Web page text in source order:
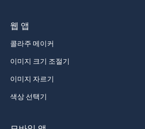
웹 앱
콜라주 메이커
이미지 크기 조절기
이미지 자르기
색상 선택기